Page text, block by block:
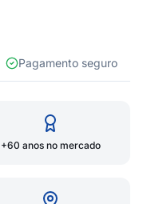
Pagamento seguro
+60 anos no mercado